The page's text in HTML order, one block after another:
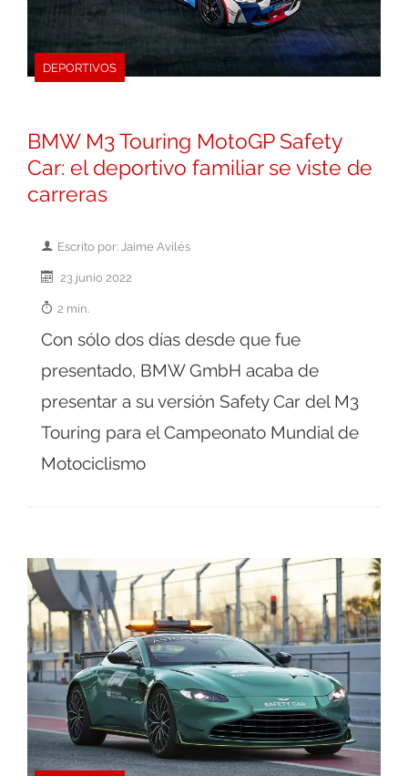
DEPORTIVOS
BMW M3 Touring MotoGP Safety
Car: el deportivo familiar se viste de
carreras
Escrito por: Jaime Avilés
23 junio 2022
2 min.
Con sólo dos días desde que fue
presentado, BMW GmbH acaba de
presentar a su versión Safety Car del M3
Touring para el Campeonato Mundial de
Motociclismo